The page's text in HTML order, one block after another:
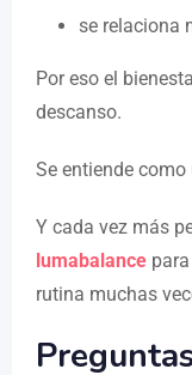
se relaciona
Por eso el
descanso.
Se entiende
Y cada vez más
lumabalance
rutina muchas